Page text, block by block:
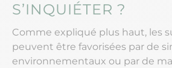
S’INQUIÉTER ?
Comme expliqué plus haut, les
peuvent être favorisées par de
environnementaux ou par de